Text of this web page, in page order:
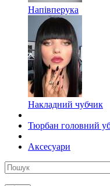
Напівперука
Накладний чубчик
Тюрбан головний
Аксесуари